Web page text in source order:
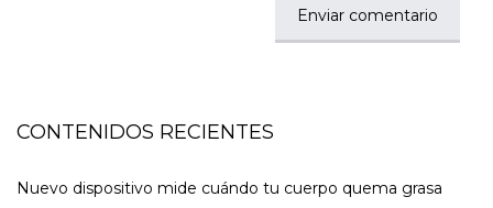
CONTENIDOS RECIENTES
Nuevo dispositivo mide cuándo tu cuerpo quema grasa